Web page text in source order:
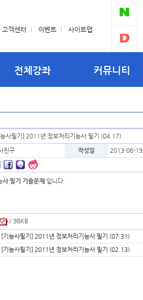
고객센터 이벤트 사이트맵
전체강좌 커뮤니티
사필기] 2011년 정보처리기능사 필기 (04.17)
친구 작성일 2013-06-19
필기 기출문제 입니다.
/ 98KB
[기능사필기] 2011년 정보처리기능사 필기 (07.31)
[기능사필기] 2011년 정보처리기능사 필기 (02.13)